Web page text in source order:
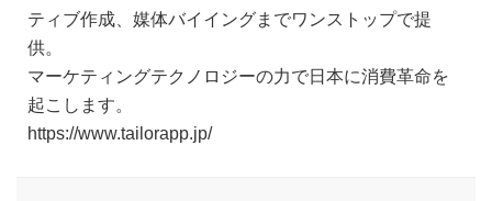
ティブ作成、媒体バイイングまでワンストップで提
供。
マーケティングテクノロジーの力で日本に消費革命を
起こします。
https://www.tailorapp.jp/